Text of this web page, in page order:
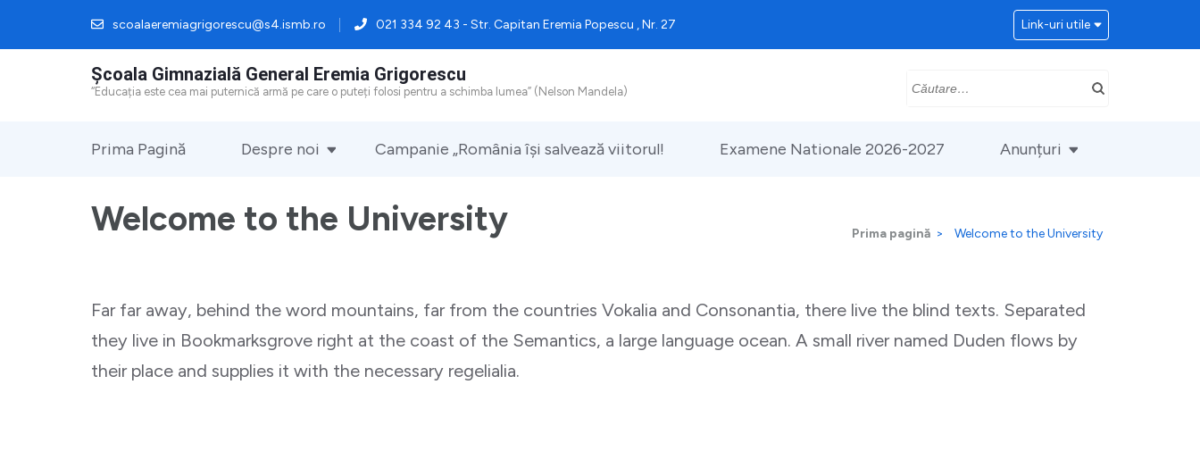
la
scoalaeremiagrigorescu@s4.ismb.ro 021 334 92 43 - Str. Capitan Eremia Popescu , Nr. 27 Link-uri utile
Școala Gimnazială General Eremia Grigorescu
“Educația este cea mai puternică armă pe care o puteți folosi pentru a schimba lumea” (Nelson Mandela)
Caută
Prima Pagină Despre noi Campanie „România își salvează viitorul! Examene Nationale 2026-2027 Anunțuri
Welcome to the University Prima pagină > Welcome to the University
Far far away, behind the word mountains, far from the countries Vokalia and Consonantia, there live the blind texts. Separated
they live in Bookmarksgrove right at the coast of the Semantics, a large language ocean. A small river named Duden flows by
their place and supplies it with the necessary regelialia.